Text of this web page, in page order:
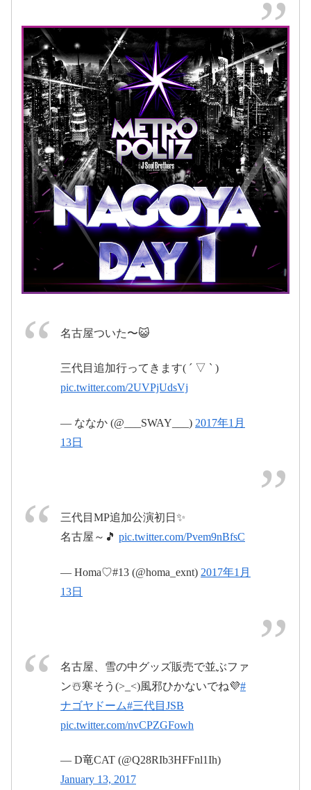
2017年1月15日
2017年1月15日
#MPレポ
January 14, 2017
レポ
2017年1月13日
2017年1月13
日
名古屋ついた〜😺
三代目追加行ってきます( ´ ▽ ` )
pic.twitter.com/2UVPjUdsVj
— ななか (@___SWAY___) 2017年1月
13日
三代目MP追加公演初日✨
名古屋～🎵 pic.twitter.com/Pvem9nBfsC
— Homa♡#13 (@homa_exnt) 2017年1月
13日
名古屋、雪の中グッズ販売で並ぶファ
ン☃️寒そう(>_<)風邪ひかないでね💜#
ナゴヤドーム#三代目JSB
pic.twitter.com/nvCPZGFowh
— D竜CAT (@Q28RIb3HFFnl1Ih)
January 13, 2017